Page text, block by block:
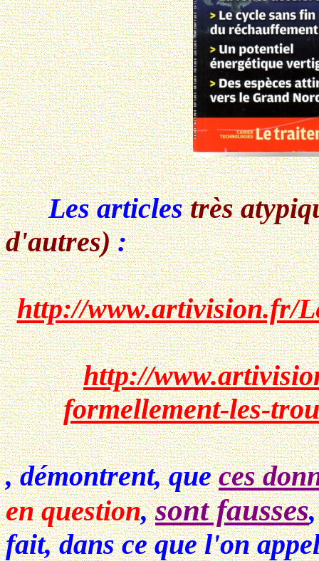
Les articlestrès
d'autres):
http://www.artivision.fr/
http://
formellement-les-
, démontrent, queces
en question,sont fausses
fait, dans ce que l'on